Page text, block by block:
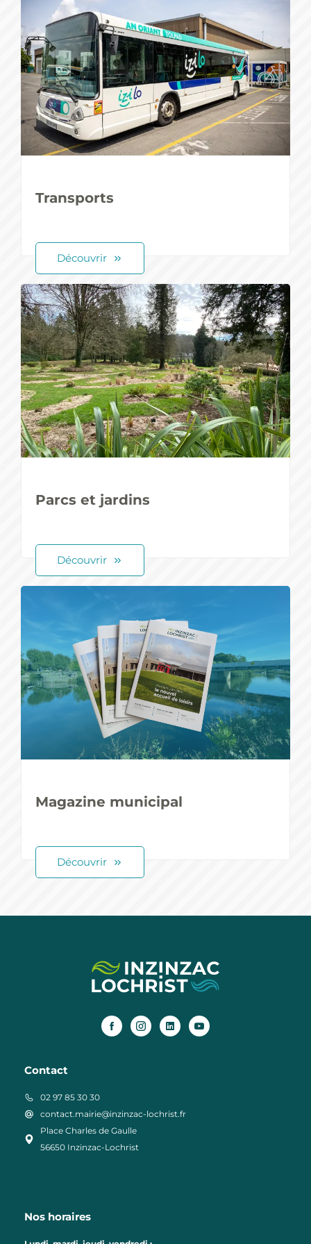
Transports
Découvrir
Parcs et jardins
Découvrir
Magazine municipal
Découvrir
Contact
02 97 85 30 30
contact.mairie@inzinzac-lochrist.fr
Place Charles de Gaulle
56650 Inzinzac-Lochrist
Nos horaires